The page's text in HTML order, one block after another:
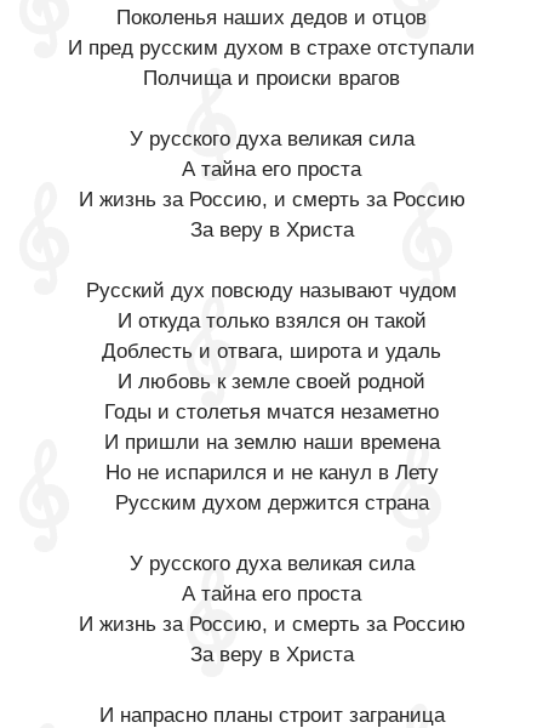
Поколенья наших дедов и отцов
И пред русским духом в страхе отступали
Полчища и происки врагов
У русского духа великая сила
А тайна его проста
И жизнь за Россию, и смерть за Россию
За веру в Христа
Русский дух повсюду называют чудом
И откуда только взялся он такой
Доблесть и отвага, широта и удаль
И любовь к земле своей родной
Годы и столетья мчатся незаметно
И пришли на землю наши времена
Но не испарился и не канул в Лету
Русским духом держится страна
У русского духа великая сила
А тайна его проста
И жизнь за Россию, и смерть за Россию
За веру в Христа
И напрасно планы строит заграница